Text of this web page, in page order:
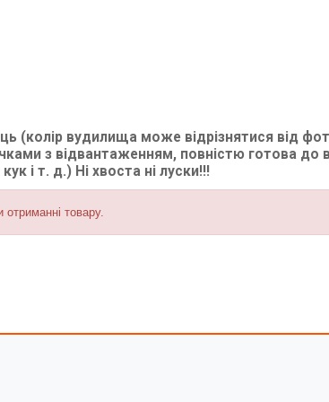
(колір вудилища може відрізнятися від
з відвантаженням, повністю готова до
і т. д.) Ні хвоста ні луски!!!
товару.